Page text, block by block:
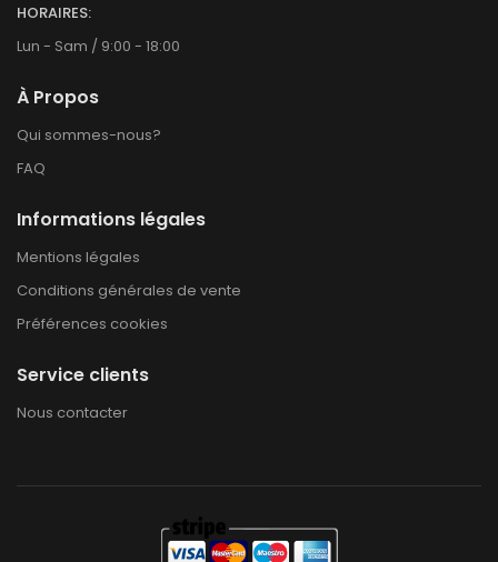
HORAIRES:
Lun - Sam / 9:00 - 18:00
À Propos
Qui sommes-nous?
FAQ
Informations légales
Mentions légales
Conditions générales de vente
Préférences cookies
Service clients
Nous contacter